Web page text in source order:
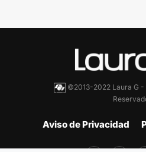
©2013-2022 Laura G -
Aviso de Privacidad